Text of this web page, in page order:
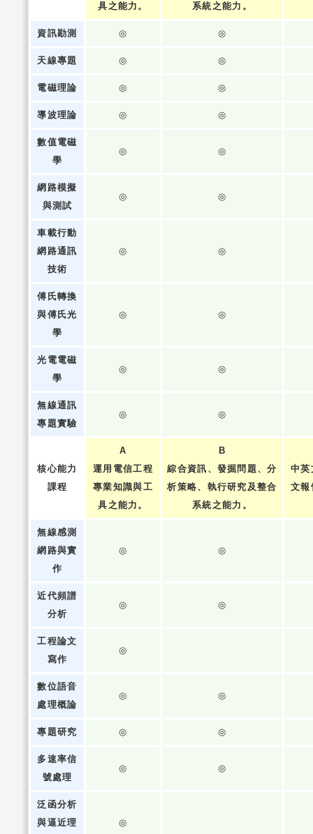
具之能力。
系統之能力。
資訊勘測 ◎ ◎
天線專題 ◎ ◎
電磁理論 ◎ ◎
導波理論 ◎ ◎
數值電磁
學
◎ ◎
網路模擬
與測試
◎ ◎
車載行動
網路通訊
技術
◎ ◎
傅氏轉換
與傅氏光
學
◎ ◎
光電電磁
學
◎ ◎
無線通訊
專題實驗
◎ ◎
核心能力
課程
A
運用電信工程
專業知識與工
具之能力。
B
綜合資訊、發掘問題、分
析策略、執行研究及整合
系統之能力。
中英
文報
無線感測
網路與實
作
◎ ◎
近代頻譜
分析
◎ ◎
工程論文
寫作
◎
數位語音
處理概論
◎ ◎
專題研究 ◎ ◎
多速率信
號處理
◎ ◎
泛函分析
與逼近理
◎